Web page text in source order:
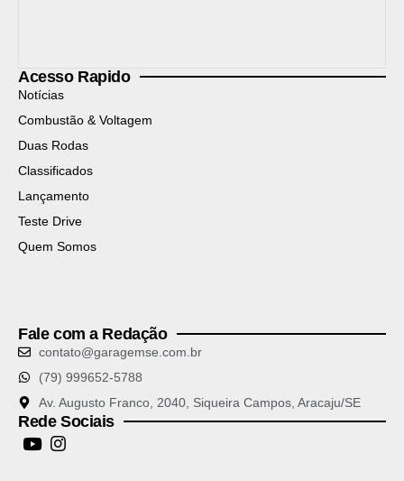
Acesso Rapido
Notícias
Combustão & Voltagem
Duas Rodas
Classificados
Lançamento
Teste Drive
Quem Somos
Fale com a Redação
contato@garagemse.com.br
(79) 999652-5788
Av. Augusto Franco, 2040, Siqueira Campos, Aracaju/SE
Rede Sociais